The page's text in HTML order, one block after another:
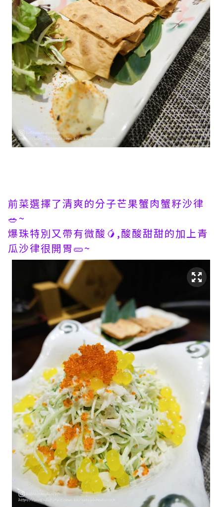
前菜選擇了清爽的分子芒果蟹肉蟹籽沙律
🥗~
爆珠特別又帶有微酸🥭,酸酸甜甜的加上青
瓜沙律很開胃🥒~